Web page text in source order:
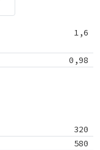
1,6
0,98
320
580